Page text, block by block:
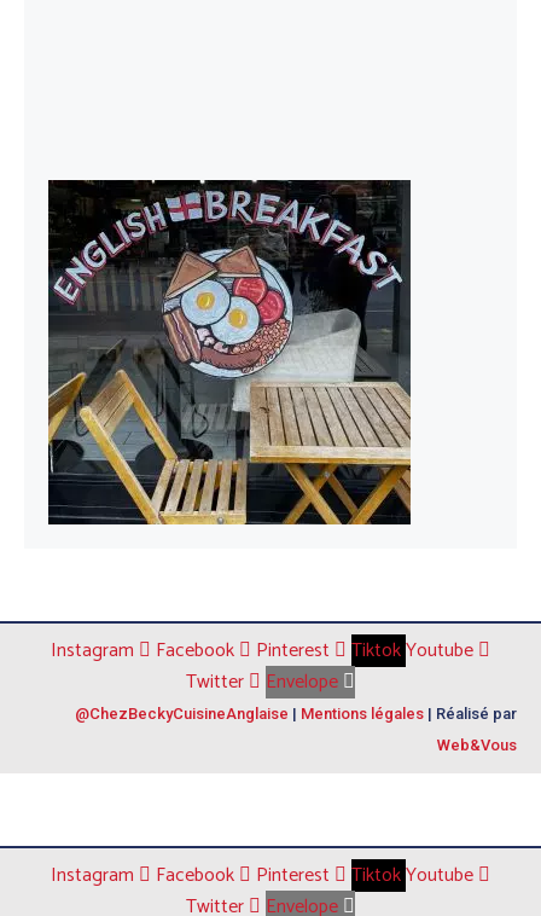
Instagram Facebook Pinterest TiktokYoutube
Twitter
Envelope
@ChezBeckyCuisineAnglaise | Mentions légales | Réalisé par
Web&Vous
Instagram Facebook Pinterest TiktokYoutube
Twitter
Envelope